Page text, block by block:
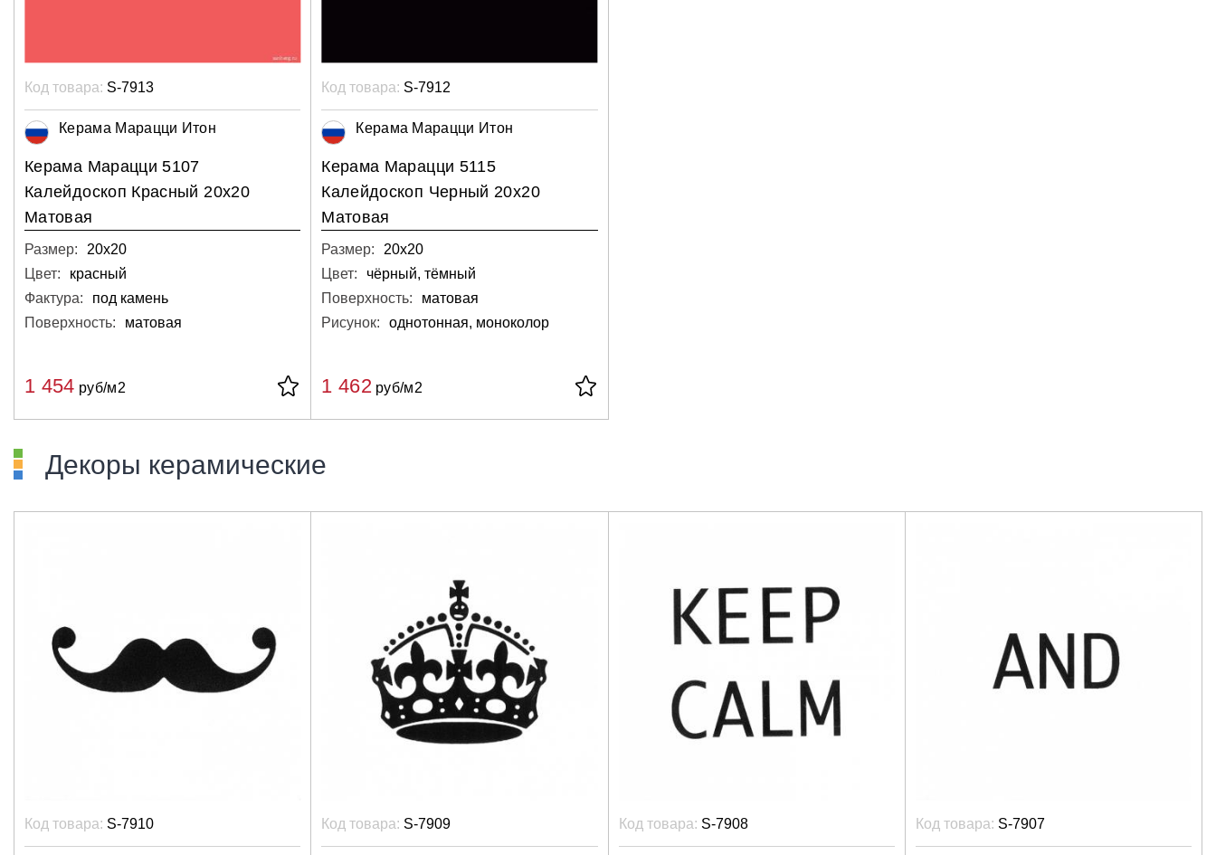
Код товара: S-7913
Керама Марацци Итон
Керама Марацци 5107
Калейдоскоп Красный 20х20
Матовая
Размер:
20х20
Цвет:
красный
Фактура:
под камень
Поверхность:
матовая
1 454 руб/м2
Код товара: S-7912
Керама Марацци Итон
Керама Марацци 5115
Калейдоскоп Черный 20х20
Матовая
Размер:
20х20
Цвет:
чёрный, тёмный
Поверхность:
матовая
Рисунок:
однотонная, моноколор
1 462 руб/м2
Декоры керамические
Код товара: S-7910 Код товара: S-7909 Код товара: S-7908 Код товара: S-7907